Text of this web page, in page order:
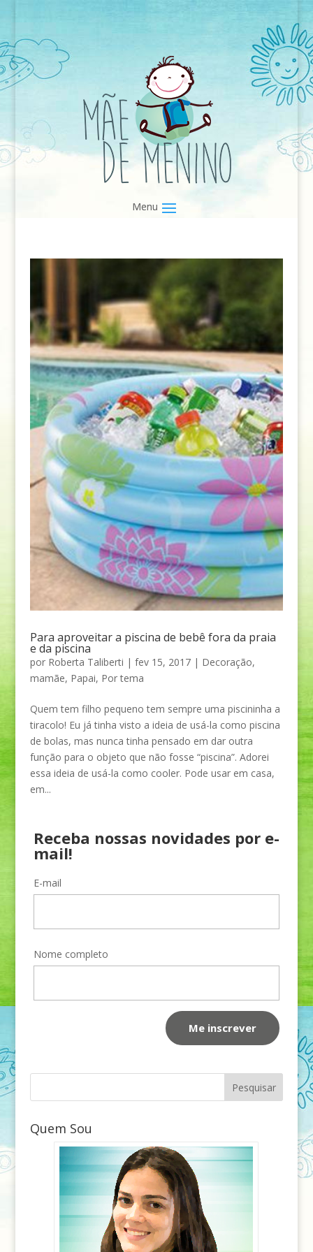
Para aproveitar a piscina de bebê fora da praia
e da piscina
por Roberta Taliberti | fev 15, 2017| Decoração,
mamãe, Papai, Por tema
Quem tem filho pequeno tem sempre uma piscininha a
tiracolo! Eu já tinha visto a ideia de usá-la como piscina
de bolas, mas nunca tinha pensado em dar outra
função para o objeto que não fosse “piscina”. Adorei
essa ideia de usá-la como cooler. Pode usar em casa,
em...
Receba nossas novidades por e-
mail!
E-mail
Nome completo
Quem Sou